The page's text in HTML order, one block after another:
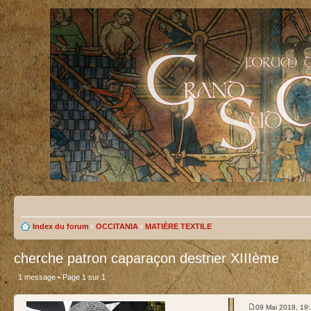
Index du forum ‹ OCCITANIA ‹ MATIÈRE TEXTILE
cherche patron caparaçon destrier XIIIème
1 message • Page1 sur 1
09 Mai 2018,